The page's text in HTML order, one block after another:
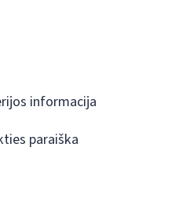
informacija
paraiška